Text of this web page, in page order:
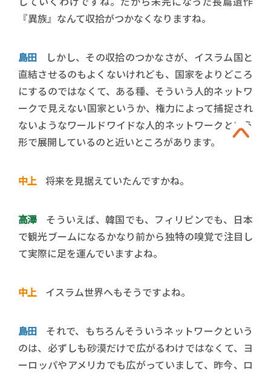
『異族』なんて収拾がつかなくなりますね。
島田しかし、その収拾のつかなさが、イスラム国と
直結させるのもよくないけれども、国家をよりどころ
にするのではなくて、ある種、そういう人的ネットワ
ークで見えない国家というか、権力によって捕捉され
ないようなワールドワイドな人的ネットワークという
形で展開しているのと近いところがあります。
中上将来を見据えていたんですかね。
高澤
そういえば、韓国でも、フィリピンでも、日本
で観光ブームになるかなり前から独特の嗅覚で注目し
て実際に足を運んでいますよね。
中上イスラム世界へもそうですよね。
島田それで、もちろんそういうネットワークという
のは、必ずしも砂漠だけで広がるわけではなくて、ヨ
ーロッパやアメリカでも広がっていまして、昨今、ロ